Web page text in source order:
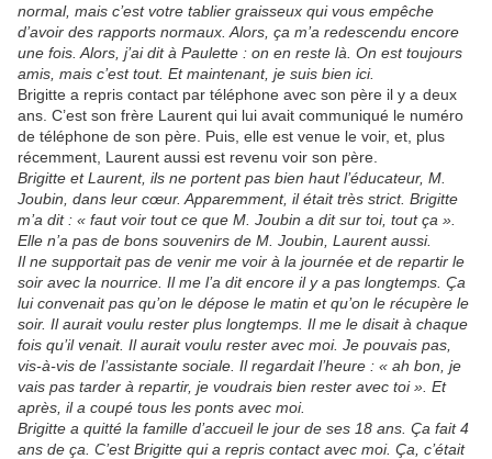
normal, mais c’est votre tablier graisseux qui vous empêche
d’avoir des rapports normaux. Alors, ça m’a redescendu encore
une fois. Alors, j’ai dit à Paulette : on en reste là. On est toujours
amis, mais c’est tout. Et maintenant, je suis bien ici.
Brigitte a repris contact par téléphone avec son père il y a deux
ans. C’est son frère Laurent qui lui avait communiqué le numéro
de téléphone de son père. Puis, elle est venue le voir, et, plus
récemment, Laurent aussi est revenu voir son père.
Brigitte et Laurent, ils ne portent pas bien haut l’éducateur, M.
Joubin, dans leur cœur. Apparemment, il était très strict. Brigitte
m’a dit : « faut voir tout ce que M. Joubin a dit sur toi, tout ça ».
Elle n’a pas de bons souvenirs de M. Joubin, Laurent aussi.
Il ne supportait pas de venir me voir à la journée et de repartir le
soir avec la nourrice. Il me l’a dit encore il y a pas longtemps. Ça
lui convenait pas qu’on le dépose le matin et qu’on le récupère le
soir. Il aurait voulu rester plus longtemps. Il me le disait à chaque
fois qu’il venait. Il aurait voulu rester avec moi. Je pouvais pas,
vis-à-vis de l’assistante sociale. Il regardait l’heure : « ah bon, je
vais pas tarder à repartir, je voudrais bien rester avec toi ». Et
après, il a coupé tous les ponts avec moi.
Brigitte a quitté la famille d’accueil le jour de ses 18 ans. Ça fait 4
ans de ça. C’est Brigitte qui a repris contact avec moi. Ça, c’était